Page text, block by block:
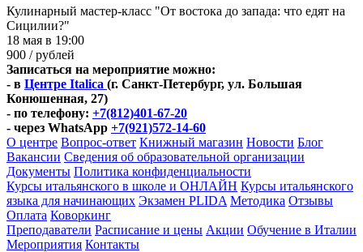
Кулинарный мастер-класс "От востока до запада: что едят на
Сицилии?"
18 мая в 19:00
900 / рублей
Записаться на мероприятие можно:
- в Центре Italica (г. Санкт-Петербург, ул. Большая
Конюшенная, 27)
- по телефону: +7(812)401-67-20
- через WhatsApp +7(921)572-14-60
О центре Вопрос-ответ Книжный магазин Новости Блог
Вакансии Сведения об образовательной организации
Документы Политика конфиденциальности
Курсы итальянского в школе и ОНЛАЙН Курсы итальянского
языка для начинающих Экзамен PLIDA Методика Отзывы
Оплата Коворкинг
Преподаватели Расписание и цены Акции Обучение в Италии
Мероприятия Контакты